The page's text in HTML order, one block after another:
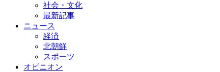
社会・文化
最新記事
ニュース
経済
北朝鮮
スポーツ
オピニオン